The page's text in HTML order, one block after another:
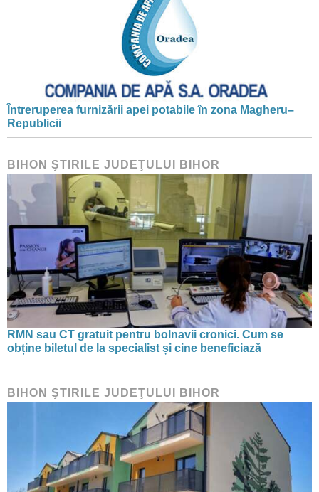
Întreruperea furnizării apei potabile în zona Magheru–
Republicii
BIHON ŞTIRILE JUDEŢULUI BIHOR
RMN sau CT gratuit pentru bolnavii cronici. Cum se
obține biletul de la specialist și cine beneficiază
BIHON ŞTIRILE JUDEŢULUI BIHOR